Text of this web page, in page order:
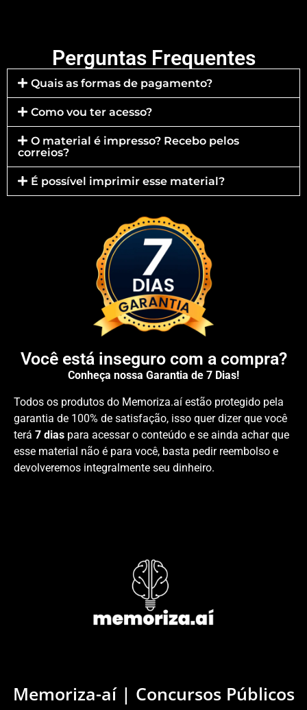
Perguntas Frequentes
Quais as formas de pagamento?
Como vou ter acesso?
O material é impresso? Recebo pelos
correios?
É possível imprimir esse material?
Você está inseguro com a compra?
Conheça nossa Garantia de 7 Dias!
Todos os produtos do Memoriza.aí estão protegido pela
garantia de 100% de satisfação, isso quer dizer que você
terá 7 dias para acessar o conteúdo e se ainda achar que
esse material não é para você, basta pedir reembolso e
devolveremos integralmente seu dinheiro.
Memoriza-aí | Concursos Públicos